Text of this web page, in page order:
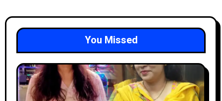
You Missed